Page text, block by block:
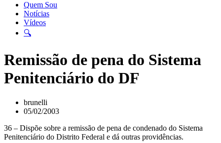
Quem Sou
Notícias
Vídeos
🔍
Remissão de pena do Sistema
Penitenciário do DF
brunelli
05/02/2003
36 – Dispõe sobre a remissão de pena de condenado do Sistema
Penitenciário do Distrito Federal e dá outras providências.